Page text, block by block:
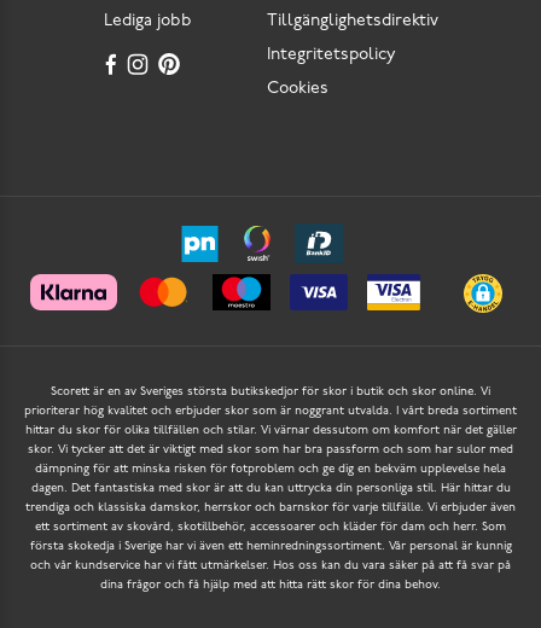
Tillgänglighetsdirektiv
Integritetspolicy
Cookies
Lediga jobb
Scorett är en av Sveriges största butikskedjor för skor i butik och skor online. Vi
prioriterar hög kvalitet och erbjuder skor som är noggrant utvalda. I vårt breda sortiment
hittar du skor för olika tillfällen och stilar. Vi värnar dessutom om komfort när det gäller
skor. Vi tycker att det är viktigt med skor som har bra passform och som har sulor med
dämpning för att minska risken för fotproblem och ge dig en bekväm upplevelse hela
dagen. Det fantastiska med skor är att du kan uttrycka din personliga stil. Här hittar du
trendiga och klassiska damskor, herrskor och barnskor för varje tillfälle. Vi erbjuder även
ett sortiment av skovård, skotillbehör, accessoarer och kläder för dam och herr. Som
första skokedja i Sverige har vi även ett heminredningssortiment. Vår personal är kunnig
och vår kundservice har vi fått utmärkelser. Hos oss kan du vara säker på att få svar på
dina frågor och få hjälp med att hitta rätt skor för dina behov.